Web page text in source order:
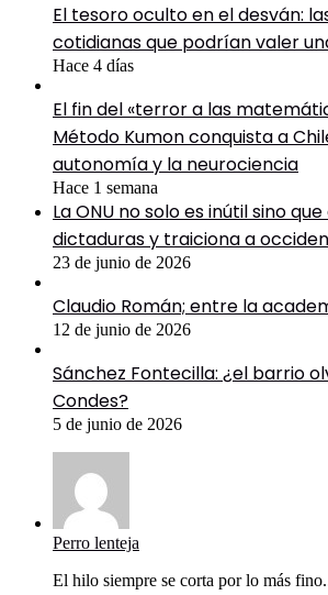
El tesoro oculto en el desván:
cotidianas que podrían valer
Hace 4 días
El fin del «terror a las
Método Kumon conquista a
autonomía y la neurociencia
Hace 1 semana
La ONU no solo es inútil sino
dictaduras y traiciona a
23 de junio de 2026
Claudio Román; entre la
12 de junio de 2026
Sánchez Fontecilla: ¿el barrio
Condes?
5 de junio de 2026
Perro lenteja
El hilo siempre se corta por lo más